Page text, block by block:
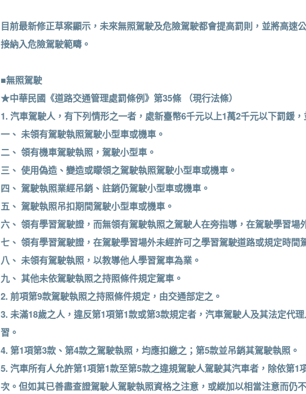
目前最新修正草案顯示，未來無照駕駛及危險駕駛都會提高罰則，並將高速
接納入危險駕駛範疇。
■無照駕駛
★中華民國《道路交通管理處罰條例》第35條 （現行法條）
1. 汽車駕駛人，有下列情形之一者，處新臺幣6千元以上1萬2千元以下罰鍰，
一、 未領有駕駛執照駕駛小型車或機車。
二、 領有機車駕駛執照，駕駛小型車。
三、 使用偽造、變造或矇領之駕駛執照駕駛小型車或機車。
四、 駕駛執照業經吊銷、註銷仍駕駛小型車或機車。
五、 駕駛執照吊扣期間駕駛小型車或機車。
六、 領有學習駕駛證，而無領有駕駛執照之駕駛人在旁指導，在駕駛學習場
七、 領有學習駕駛證，在駕駛學習場外未經許可之學習駕駛道路或規定時間
八、 未領有駕駛執照，以教導他人學習駕車為業。
九、 其他未依駕駛執照之持照條件規定駕車。
2. 前項第9款駕駛執照之持照條件規定，由交通部定之。
3. 未滿18歲之人，違反第1項第1款或第3款規定者，汽車駕駛人及其法定代
習。
4. 第1項第3款、第4款之駕駛執照，均應扣繳之；第5款並吊銷其駕駛執照。
5. 汽車所有人允許第1項第1款至第5款之違規駕駛人駕駛其汽車者，除依第1
次。但如其已善盡查證駕駛人駕駛執照資格之注意，或縱加以相當注意而仍